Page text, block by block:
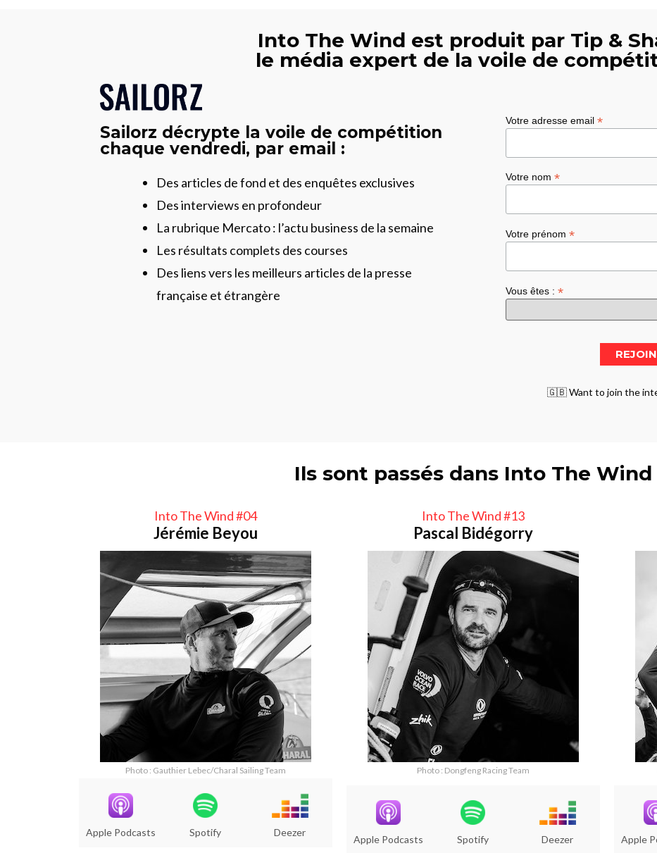
Into The Wind est produit par Tip &
le média expert de la voile de
Sailorz décrypte la voile de compétition
chaque vendredi, par email :
Des articles de fond et des enquêtes exclusives
Des interviews en profondeur
La rubrique Mercato : l’actu business de la semaine
Les résultats complets des courses
Des liens vers les meilleurs articles de la presse
française et étrangère
Votre adresse email *
Votre nom *
Votre prénom *
Vous êtes : *
🇬🇧 Want to join the
Ils sont passés dans Into The Wind
Into The Wind #04
Jérémie Beyou
Photo : Gauthier Lebec/Charal Sailing Team
Apple Podcasts Spotify Deezer
Into The Wind #13
Pascal Bidégorry
Photo : Dongfeng Racing Team
Apple Podcasts Spotify Deezer Apple